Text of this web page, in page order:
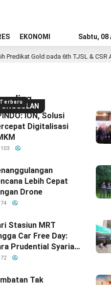
EKONOMI Sabtu, 08
pada 6th TJSL & CSR Award 2026
UNGGULAN
Terbaru
ION, Solusi
Digitalisasi
103
Lebih Cepat
Drone
74
Stasiun MRT
Car Free Day:
Prudential Syariah
yang Nomor
72
Tak